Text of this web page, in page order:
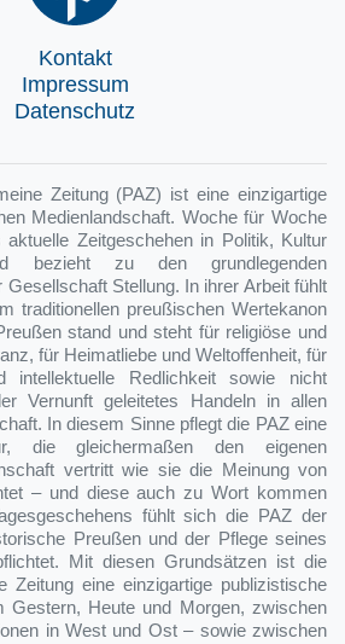
Kontakt
Impressum
Datenschutz
Zeitung (PAZ) ist eine einzigartige
Medienlandschaft. Woche für Woche
Zeitgeschehen in Politik, Kultur
bezieht zu den grundlegenden
Gesellschaft Stellung. In ihrer Arbeit fühlt
traditionellen preußischen Wertekanon
stand und steht für religiöse und
für Heimatliebe und Weltoffenheit, für
intellektuelle Redlichkeit sowie nicht
Vernunft geleitetes Handeln in allen
In diesem Sinne pflegt die PAZ eine
die gleichermaßen den eigenen
vertritt wie sie die Meinung von
– und diese auch zu Wort kommen
fühlt sich die PAZ der
Preußen und der Pflege seines
Mit diesen Grundsätzen ist die
Zeitung eine einzigartige publizistische
Gestern, Heute und Morgen, zwischen
in West und Ost – sowie zwischen